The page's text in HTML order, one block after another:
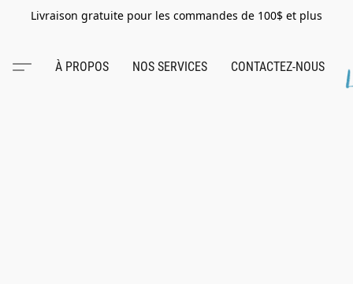
Livraison gratuite pour les commandes de 100$ et plus
À PROPOS NOS SERVICES CONTACTEZ-NOUS